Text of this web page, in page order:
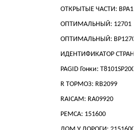
ОТКРЫТЫЕ ЧАСТИ:
ОПТИМАЛЬНЫЙ: 12701
ОПТИМАЛЬНЫЙ: BP12701
ИДЕНТИФИКАТОР
PAGID Гонки: T8101SP2001
R ТОРМОЗ: RB2099
RAICAM: RA09920
РЕМСА: 151600